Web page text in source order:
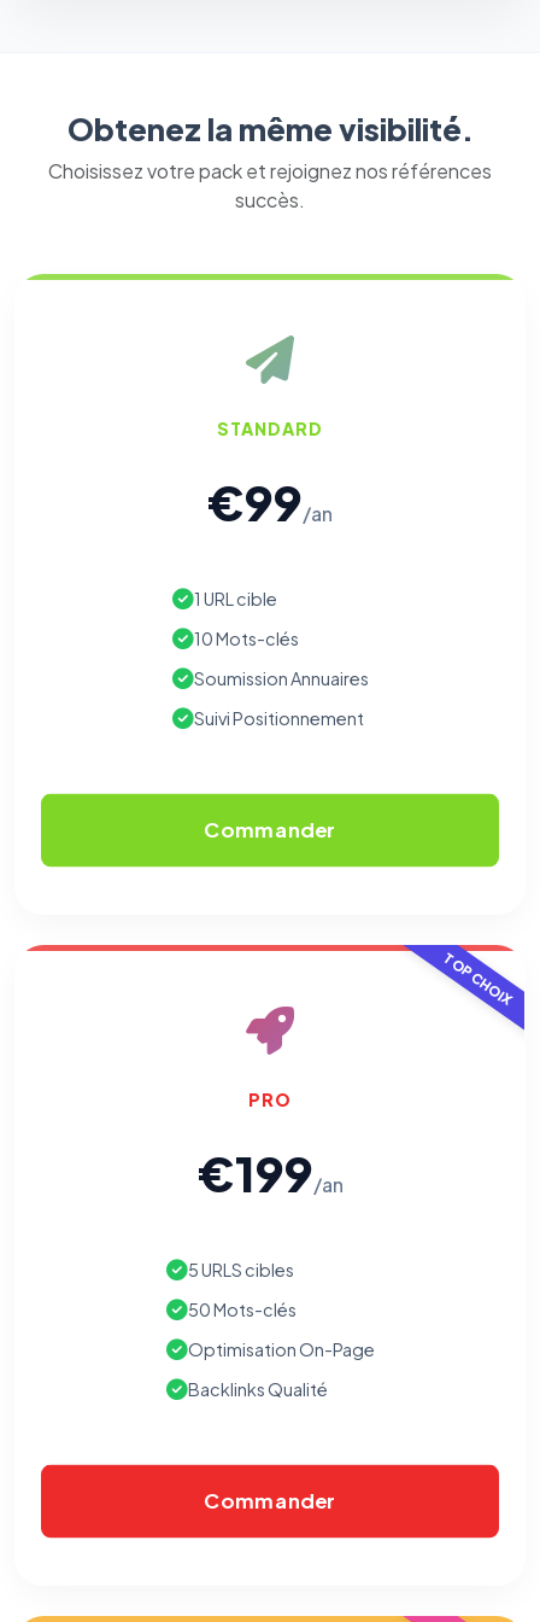
Obtenez la même visibilité.
Choisissez votre pack et rejoignez nos références
succès.
STANDARD
€99/an
1 URL cible
10 Mots-clés
Soumission Annuaires
Suivi Positionnement
Commander
TOP CHOIX
PRO
€199/an
5 URLS cibles
50 Mots-clés
Optimisation On-Page
Backlinks Qualité
Commander